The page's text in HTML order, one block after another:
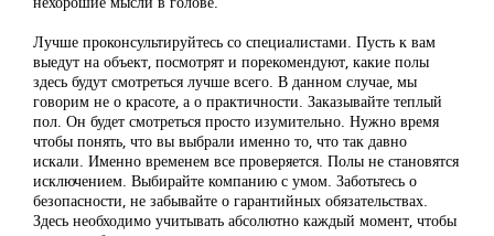
Лучше проконсультируйтесь со специалистами. Пусть к вам
выедут на объект, посмотрят и порекомендуют, какие полы
здесь будут смотреться лучше всего. В данном случае, мы
говорим не о красоте, а о практичности. Заказывайте теплый
пол. Он будет смотреться просто изумительно. Нужно время
чтобы понять, что вы выбрали именно то, что так давно
искали. Именно временем все проверяется. Полы не становятся
исключением. Выбирайте компанию с умом. Заботьтесь о
безопасности, не забывайте о гарантийных обязательствах.
Здесь необходимо учитывать абсолютно каждый момент, чтобы